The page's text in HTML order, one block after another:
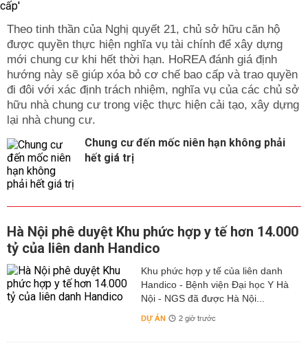
Theo tinh thần của Nghị quyết 21, chủ sở hữu căn hộ
được quyền thực hiện nghĩa vụ tài chính để xây dựng
mới chung cư khi hết thời hạn. HoREA đánh giá định
hướng này sẽ giúp xóa bỏ cơ chế bao cấp và trao quyền
đi đôi với xác định trách nhiệm, nghĩa vụ của các chủ sở
hữu nhà chung cư trong việc thực hiện cải tạo, xây dựng
lại nhà chung cư.
Chung cư đến mốc niên hạn không phải
hết giá trị
Hà Nội phê duyệt Khu phức hợp y tế hơn 14.000
tỷ của liên danh Handico
Khu phức hợp y tế của liên danh
Handico - Bệnh viện Đại học Y Hà
Nội - NGS đã được Hà Nội...
DỰ ÁN 2 giờ trước